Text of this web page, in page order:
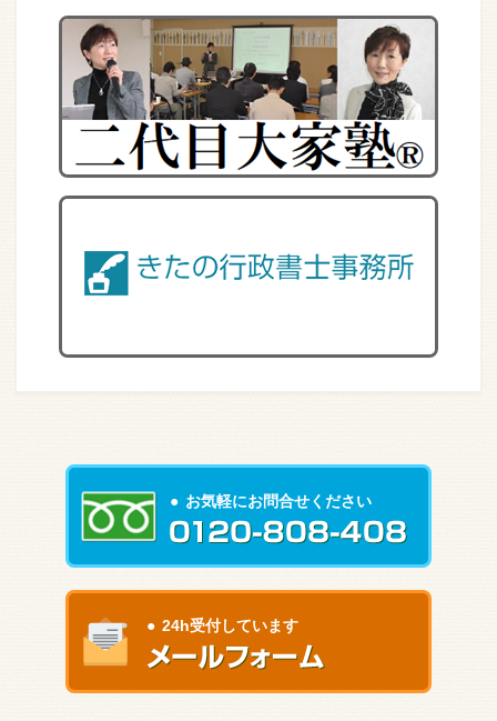
お気軽にお問合せください
24h受付しています